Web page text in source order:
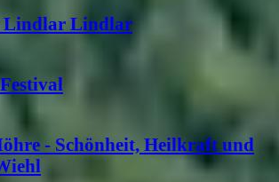
Lindlar Lindlar
- Schönheit, Heilkraft und